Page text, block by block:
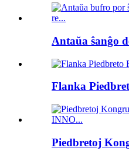
Antaŭa ŝanĝo
Flanka
Piedbretoj